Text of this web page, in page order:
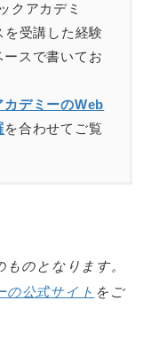
クアカデミ
受講した経験
スで書いてお
カデミーのWeb
を合わせてご覧
のとなります。
の公式サイト をご